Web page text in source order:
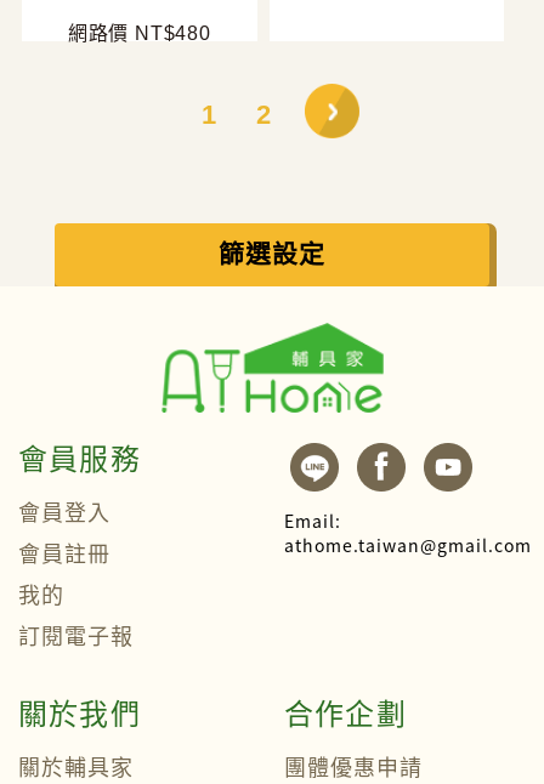
網路價 NT$480
1 2
篩選設定
會員服務
會員登入
會員註冊
我的
訂閱電子報
Email:
athome.taiwan@gmail.com
關於我們
關於輔具家
合作企劃
團體優惠申請